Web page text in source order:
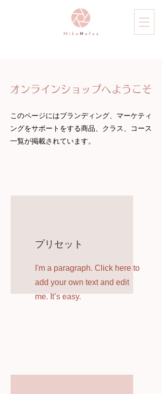
オンラインショップへようこそ
このページにはブランディング、マーケティ
ングをサポートをする商品、クラス、コース
一覧が掲載されています。
プリセット
I'm a paragraph. Click here to
add your own text and edit
me. It’s easy.